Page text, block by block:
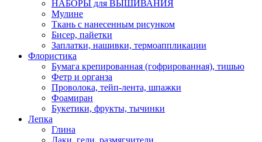
НАБОРЫ для ВЫШИВАНИЯ
Мулине
Ткань с нанесенным рисунком
Бисер, пайетки
Заплатки, нашивки, термоаппликации
Флористика
Бумага крепированная (гофрированная), тишью
Фетр и органза
Проволока, тейп-лента, шпажки
Фоамиран
Букетики, фрукты, тычинки
Лепка
Глина
Лаки, гели, размягчители